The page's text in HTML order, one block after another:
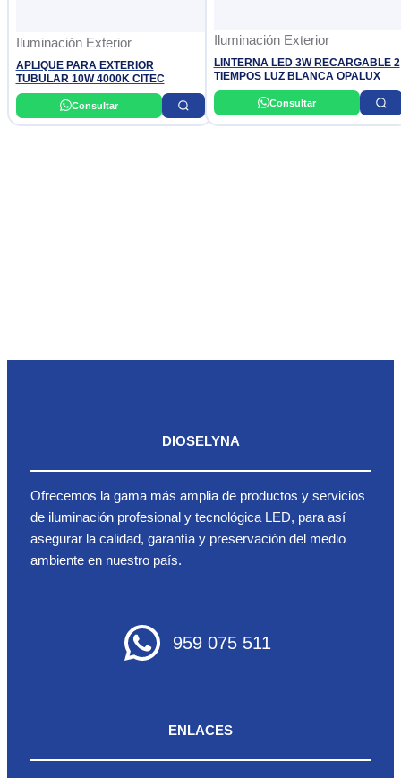
Iluminación Exterior
APLIQUE PARA EXTERIOR
TUBULAR 10W 4000K CITEC
Consultar
Iluminación Exterior
LINTERNA LED 3W RECARGABLE 2
TIEMPOS LUZ BLANCA OPALUX
Consultar
DIOSELYNA
Ofrecemos la gama más amplia de productos y servicios
de iluminación profesional y tecnológica LED, para así
asegurar la calidad, garantía y preservación del medio
ambiente en nuestro país.
959 075 511
ENLACES